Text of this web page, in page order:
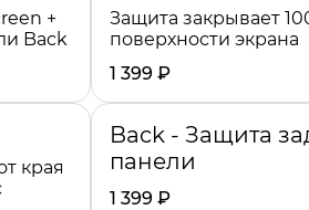
+
Back
Защита закрывает
поверхности экрана
1 399 ₽
края
Back - Защита
панели
1 399 ₽